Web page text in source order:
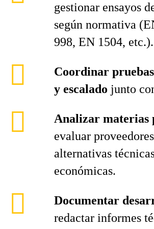
gestionar ensayos
según normativa
998, EN 1504, etc.).
Coordinar
y escalado junto
Analizar materias
evaluar
alternativas
económicas.
Documentar
redactar informes